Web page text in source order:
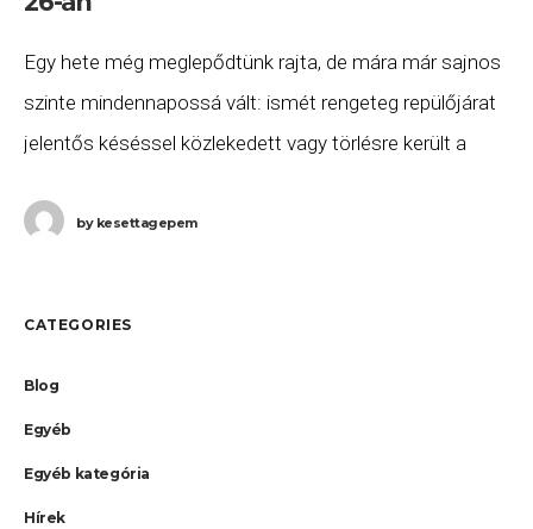
Egy hete még meglepődtünk rajta, de mára már sajnos
szinte mindennapossá vált: ismét rengeteg repülőjárat
jelentős késéssel közlekedett vagy törlésre került a
2022.
bykesettagepem
CATEGORIES
Blog
Egyéb
Egyéb kategória
Hírek